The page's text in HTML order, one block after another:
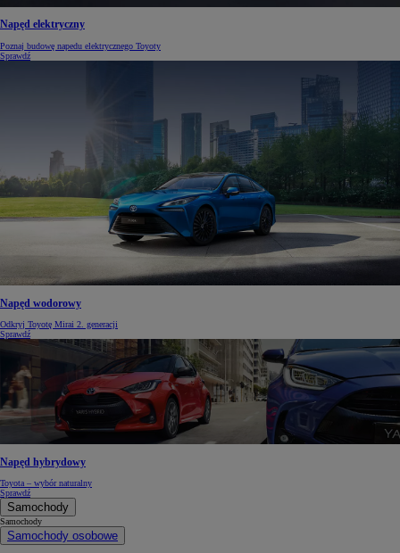
Napęd elektryczny
Poznaj budowę napedu elektrycznego Toyoty
Sprawdź
Napęd wodorowy
Odkryj Toyotę Mirai 2. generacji
Sprawdź
Napęd hybrydowy
Toyota – wybór naturalny
Sprawdź
Samochody
Samochody
Samochody osobowe